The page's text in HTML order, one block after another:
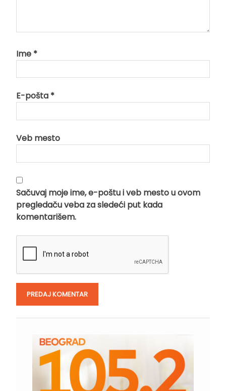
Ime *
E-pošta *
Veb mesto
Sačuvaj moje ime, e-poštu i veb mesto u ovom
pregledaču veba za sledeći put kada
komentarišem.